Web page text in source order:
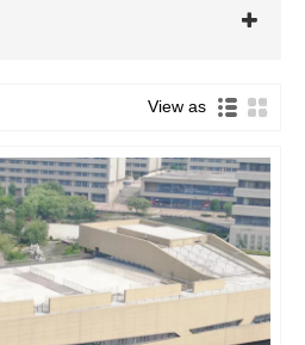
שטרענג און סטאַביל סטרוקטור וואָס
מעטאַל פּאַנאַלז, וואָס צושטעלן ביידע
שולע שטאָל בנינים קענען זיין קאַסטאַמייזד
רעקווירעמענץ און קענען אַרייַננעמען
לייברעריז, זאַלן און
אַדאַפּטאַבאַל מאַטעריאַל, אַלאַוינג די
פאַרשיידנקייַט פון שאַפּעס און
איין הויפּט מייַלע פון ​​שטאָל שולע
View as